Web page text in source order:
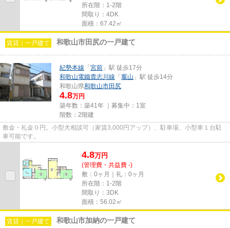
所在階：1-2階
間取り：4DK
面積：67.42㎡
賃貸｜一戸建て 和歌山市田尻の一戸建て
紀勢本線 「 宮前 」駅 徒歩17分
和歌山電鐵貴志川線 「 竈山 」駅 徒歩14分
和歌山県和歌山市田尻
4.8万円
築年数：築41年 ｜募集中： 1室
階数：2階建
敷金・礼金０円。小型犬相談可（家賃3,000円アップ）、駐車場、小型車１台駐
車可能です。
4.8万円
(管理費・共益費 -)
敷：0ヶ月｜礼：0ヶ月
所在階：1-2階
間取り：3DK
面積：56.02㎡
賃貸｜一戸建て 和歌山市加納の一戸建て